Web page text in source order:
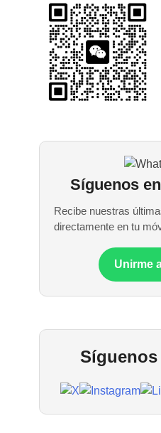
Síguenos
Recibe nuestras
directamente en tu
Unirme
Síguenos